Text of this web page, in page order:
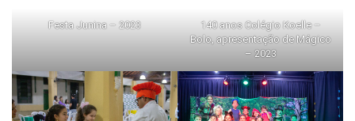
Festa Junina – 2023
140 anos Colégio Koelle –
Bolo, apresentação de Mágico
– 2023